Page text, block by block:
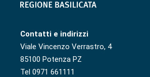
Contatti e indirizzi
Viale Vincenzo Verrastro, 4
85100 Potenza PZ
Tel 0971 661111